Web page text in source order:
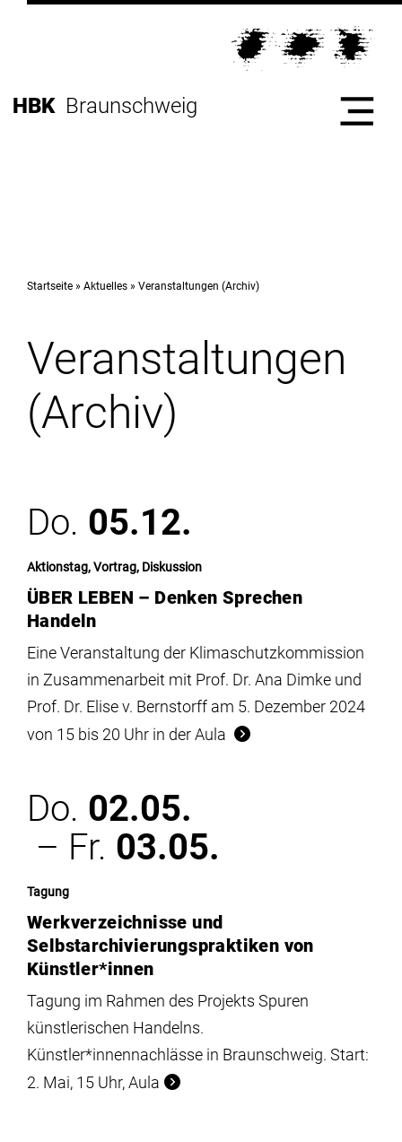
Inhalt
zur
Direkt
HBK Braunschweig
Hochschule
Studium
Institute
Infrastruktur
Aktuelles
meinstudium
Startseite Aktuelles Veranstaltungen (Archiv)
Veranstaltungen
(Archiv)
Do. 05.12.
Aktionstag, Vortrag, Diskussion
ÜBER LEBEN – Denken Sprechen
Handeln
Eine Veranstaltung der Klimaschutzkommission
in Zusammenarbeit mit Prof. Dr. Ana Dimke und
Prof. Dr. Elise v. Bernstorff am 5. Dezember 2024
von 15 bis 20 Uhr in der Aula
Do. 02.05.
– Fr. 03.05.
Tagung
Werkverzeichnisse und
Selbstarchivierungspraktiken von
Künstler*innen
Tagung im Rahmen des Projekts Spuren
künstlerischen Handelns.
Künstler*innennachlässe in Braunschweig. Start:
2. Mai, 15 Uhr, Aula